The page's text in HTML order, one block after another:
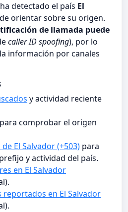
detectado el país El
orientar sobre su origen.
de llamada puede
caller ID spoofing), por lo
información por canales
y actividad reciente
para comprobar el origen
El Salvador (+503) para
y actividad del país.
en El Salvador
en El Salvador